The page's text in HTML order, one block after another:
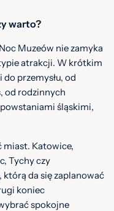
warto?
Muzeów nie zamyka
atrakcji. W krótkim
przemysłu, od
od rodzinnych
śląskimi,
miast. Katowice,
Tychy czy
którą da się zaplanować
koniec
spokojne